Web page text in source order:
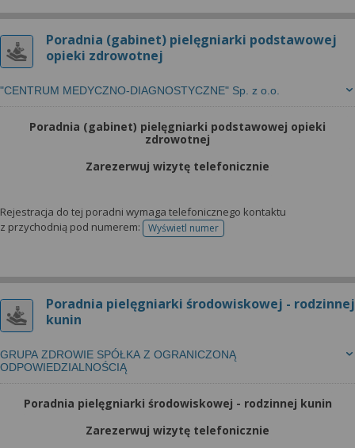
Poradnia (gabinet) pielęgniarki podstawowej
opieki zdrowotnej
"CENTRUM MEDYCZNO-DIAGNOSTYCZNE" Sp. z o.o.
Poradnia (gabinet) pielęgniarki podstawowej opieki
zdrowotnej
Zarezerwuj wizytę telefonicznie
Rejestracja do tej poradni wymaga telefonicznego kontaktu
z przychodnią pod numerem:
Wyświetl numertelefonu do rejestracji
Poradnia pielęgniarki środowiskowej - rodzinnej
kunin
GRUPA ZDROWIE SPÓŁKA Z OGRANICZONĄ
ODPOWIEDZIALNOŚCIĄ
Poradnia pielęgniarki środowiskowej - rodzinnej kunin
Zarezerwuj wizytę telefonicznie